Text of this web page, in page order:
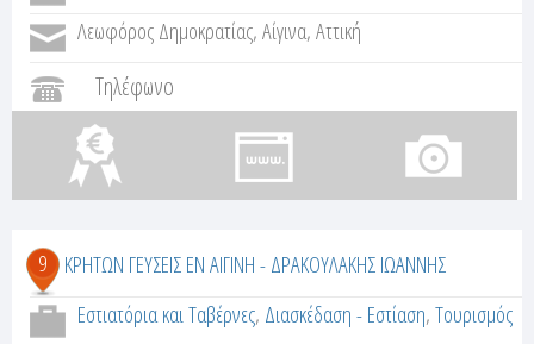
Λεωφόρος Δημοκρατίας, Αίγινα, Αττική
Τηλέφωνο
9
ΚΡΗΤΩΝ ΓΕΥΣΕΙΣ ΕΝ ΑΙΓΙΝΗ - ΔΡΑΚΟΥΛΑΚΗΣ ΙΩΑΝΝΗΣ
Εστιατόρια και Ταβέρνες, Διασκέδαση - Εστίαση,Τουρισμός